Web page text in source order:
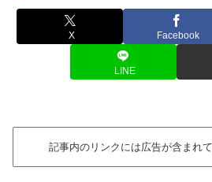
X Facebook
LINE
記事内のリンクには広告が含まれ